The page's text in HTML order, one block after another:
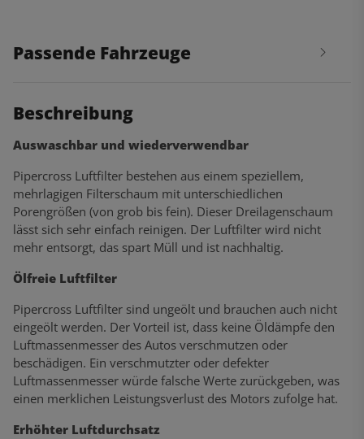
Passende Fahrzeuge
Beschreibung
Auswaschbar und wiederverwendbar
Pipercross Luftfilter bestehen aus einem speziellem,
mehrlagigen Filterschaum mit unterschiedlichen
Porengrößen (von grob bis fein). Dieser Dreilagenschaum
lässt sich sehr einfach reinigen. Der Luftfilter wird nicht
mehr entsorgt, das spart Müll und ist nachhaltig.
Ölfreie Luftfilter
Pipercross Luftfilter sind ungeölt und brauchen auch nicht
eingeölt werden. Der Vorteil ist, dass keine Öldämpfe den
Luftmassenmesser des Autos verschmutzen oder
beschädigen. Ein verschmutzter oder defekter
Luftmassenmesser würde falsche Werte zurückgeben, was
einen merklichen Leistungsverlust des Motors zufolge hat.
Erhöhter Luftdurchsatz